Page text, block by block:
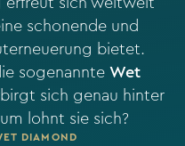
schonende und
bietet.
sogenannteWet
sich genau hinter
lohnt sie sich?
DIAMOND